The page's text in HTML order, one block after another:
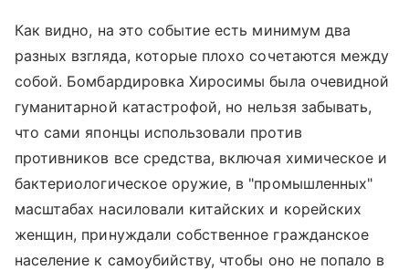
Как видно, на это событие есть минимум два
разных взгляда, которые плохо сочетаются между
собой. Бомбардировка Хиросимы была очевидной
гуманитарной катастрофой, но нельзя забывать,
что сами японцы использовали против
противников все средства, включая химическое и
бактериологическое оружие, в "промышленных"
масштабах насиловали китайских и корейских
женщин, принуждали собственное гражданское
население к самоубийству, чтобы оно не попало в